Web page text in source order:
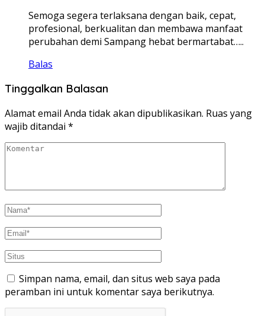
Semoga segera terlaksana dengan baik, cepat,
profesional, berkualitan dan membawa manfaat
perubahan demi Sampang hebat bermartabat…..
Balas
Tinggalkan Balasan
Alamat email Anda tidak akan dipublikasikan. Ruas yang
wajib ditandai *
Simpan nama, email, dan situs web saya pada
peramban ini untuk komentar saya berikutnya.